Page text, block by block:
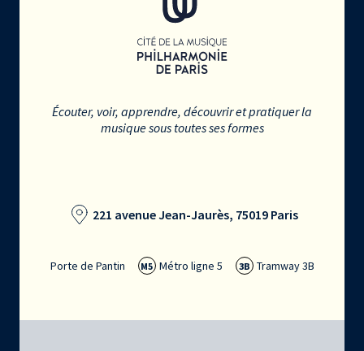
Écouter, voir, apprendre, découvrir et pratiquer la
musique sous toutes ses formes
221 avenue Jean-Jaurès, 75019 Paris
Porte de Pantin M5 Métro ligne 5 3B Tramway 3B